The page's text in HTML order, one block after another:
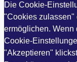
Die Cookie-
"Cookies zulassen"
ermöglichen. Wenn
Cookie-
"Akzeptieren"